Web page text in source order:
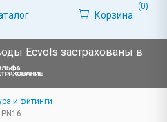
Корзина
(0)
Ecvols застрахованы в
и фитинги